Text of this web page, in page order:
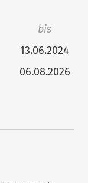
bis
13.06.2024
06.08.2026